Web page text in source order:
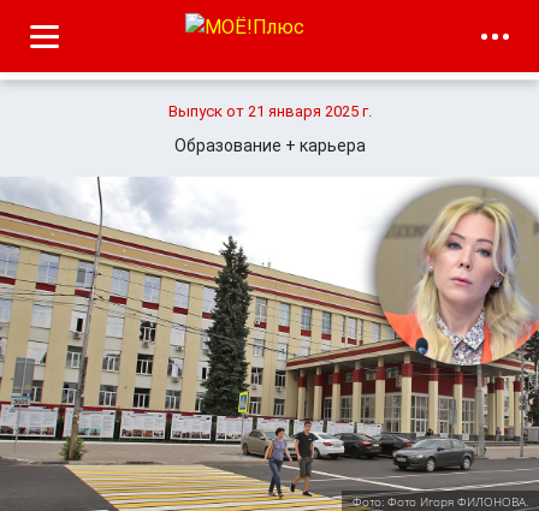
Выпуск от 21 января 2025 г.
Образование + карьера
Фото: Фото Игоря ФИЛОНОВА.